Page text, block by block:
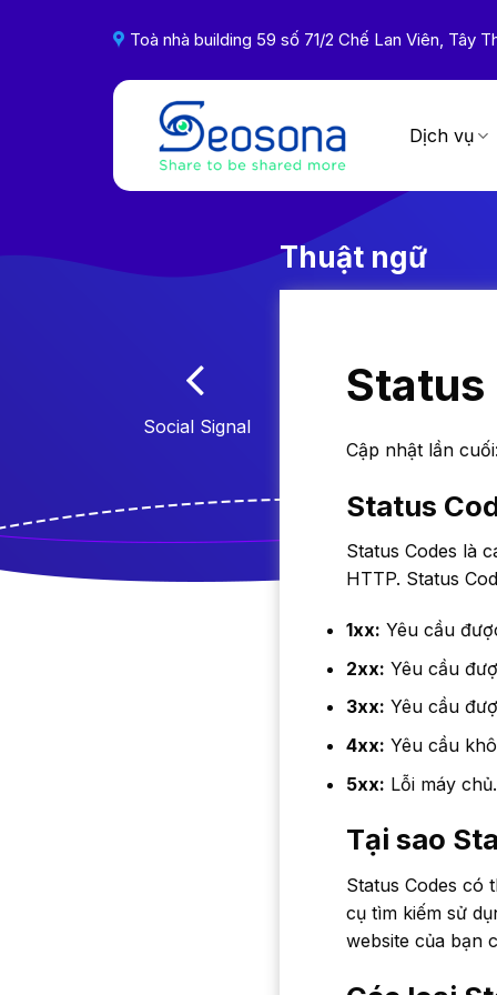
Toà nhà building 59 số 71/2 Chế Lan Viên, Tây
Dịch vụ
Social Signal
Thuật ngữ
Status
Cập nhật lần
Status
Status Codes là
HTTP. Status
1xx: Yêu cầu
2xx: Yêu cầu
3xx: Yêu cầu
4xx: Yêu cầu
5xx: Lỗi máy chủ.
Tại sao
Status Codes có
cụ tìm kiếm sử
website của bạn